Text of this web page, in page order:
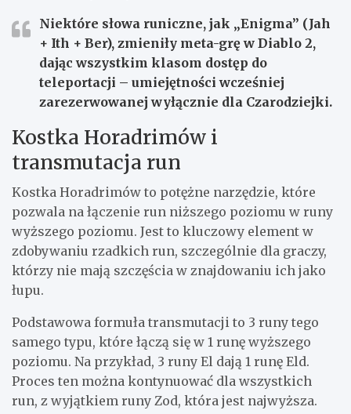
Niektóre słowa runiczne, jak „Enigma” (Jah
+ Ith + Ber), zmieniły meta-grę w Diablo 2,
dając wszystkim klasom dostęp do
teleportacji – umiejętności wcześniej
zarezerwowanej wyłącznie dla Czarodziejki.
Kostka Horadrimów i
transmutacja run
Kostka Horadrimów to potężne narzędzie, które
pozwala na łączenie run niższego poziomu w runy
wyższego poziomu. Jest to kluczowy element w
zdobywaniu rzadkich run, szczególnie dla graczy,
którzy nie mają szczęścia w znajdowaniu ich jako
łupu.
Podstawowa formuła transmutacji to 3 runy tego
samego typu, które łączą się w 1 runę wyższego
poziomu. Na przykład, 3 runy El dają 1 runę Eld.
Proces ten można kontynuować dla wszystkich
run, z wyjątkiem runy Zod, która jest najwyższa.